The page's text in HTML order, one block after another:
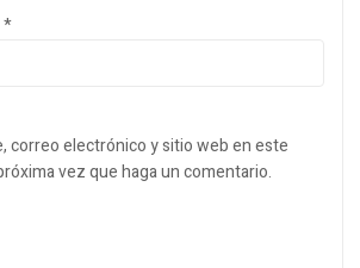
*
correo electrónico y sitio web en este
vez que haga un comentario.